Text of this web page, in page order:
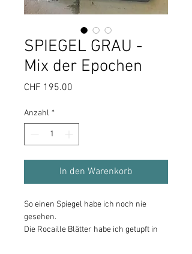
SPIEGEL GRAU -
Mix der Epochen
CHF 195.00
Anzahl *
In den Warenkorb
So einen Spiegel habe ich noch nie
gesehen.
Die Rocaille Blätter habe ich getupft in